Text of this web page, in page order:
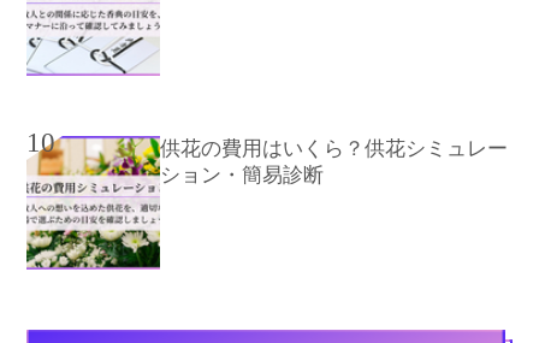
10
供花の費用はいくら？供花シミュレー
ション・簡易診断